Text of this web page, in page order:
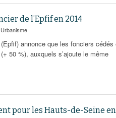
de l’Epfif en 2014
Urbanisme
annonce que les fonciers cédés
50 %), auxquels s’ajoute le même
pour les Hauts-de-Seine en